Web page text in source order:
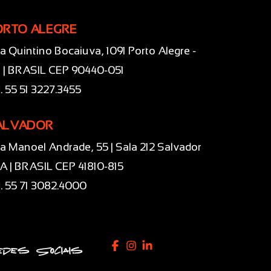
ALEGRE
Quintino Bocaiuva, 1091 Porto Alegre -
| BRASIL CEP 90440-051
55 51 3227.3455
Manoel Andrade, 55 | Sala 212 Salvador
| BRASIL CEP 41810-815
55 71 3082.4000
Sociais